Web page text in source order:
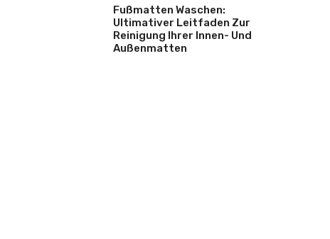
Fußmatten Waschen:
Ultimativer Leitfaden Zur
Reinigung Ihrer Innen- Und
Außenmatten